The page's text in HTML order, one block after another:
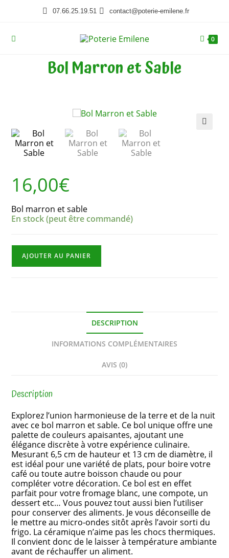
07.66.25.19.51 contact@poterie-emilene.fr
0
Bol Marron et Sable
16,00€
Bol marron et sable
En stock (peut être commandé)
AJOUTER AU PANIER
DESCRIPTION
INFORMATIONS COMPLÉMENTAIRES
AVIS (0)
Description
Explorez l’union harmonieuse de la terre et de la nuit
avec ce bol marron et sable. Ce bol unique offre une
palette de couleurs apaisantes, ajoutant une
élégance discrète à votre expérience culinaire.
Mesurant 6,5 cm de hauteur et 13 cm de diamètre, il
est idéal pour une variété de plats, pour boire votre
café ou toute autre boisson chaude ou pour
compléter votre décoration. Ce bol est en effet
parfait pour votre fromage blanc, une compote, un
dessert etc… Vous pouvez tout aussi bien l’utiliser
pour conserver des aliments. Je vous déconseille de
le mettre au micro-ondes sitôt après l’avoir sorti du
frigo. La céramique n’aime pas les chocs thermiques.
Il convient donc de le laisser à température ambiante
avant de réchauffer un aliment.